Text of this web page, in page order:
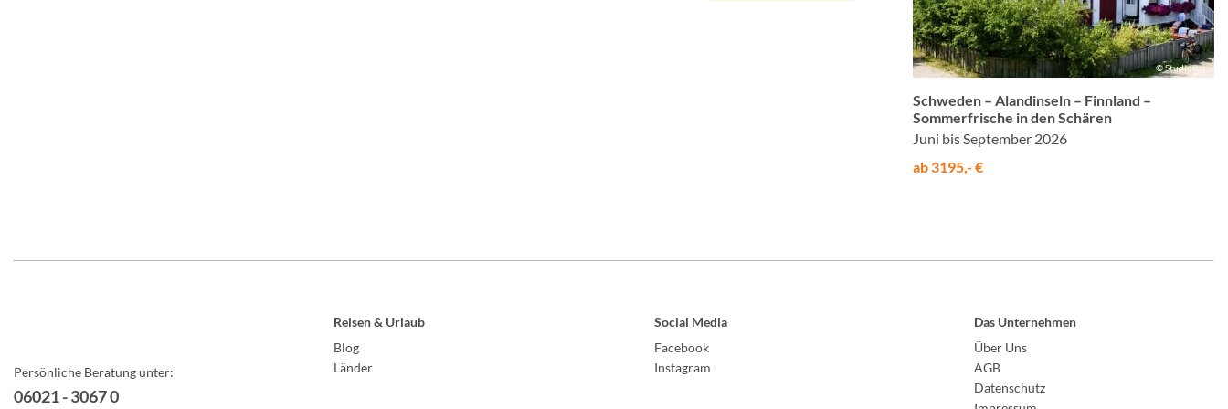
© Studiosus
Schweden – Alandinseln – Finnland –
Sommerfrische in den Schären
Juni bis September 2026
ab 3195,- €
Persönliche Beratung unter:
06021 - 3067 0
Reisen & Urlaub
Blog
Länder
Social Media
Facebook
Instagram
Das Unternehmen
Über Uns
AGB
Datenschutz